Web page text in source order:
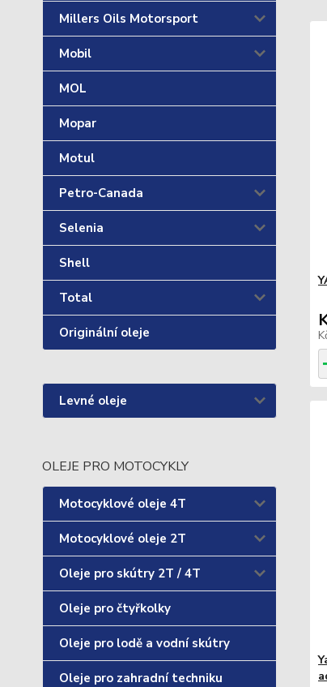
Millers Oils Motorsport
Mobil
MOL
Mopar
Motul
Petro-Canada
Selenia
Shell
Total
Originální oleje
Levné oleje
OLEJE PRO MOTOCYKLY
Motocyklové oleje 4T
Motocyklové oleje 2T
Oleje pro skútry 2T / 4T
Oleje pro čtyřkolky
Oleje pro lodě a vodní skútry
Oleje pro zahradní techniku